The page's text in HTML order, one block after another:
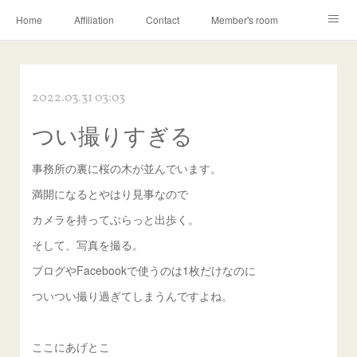
Home Affiliation Contact Member's room
2022.03.31 03:03
つい撮りすぎる
事務所の裏に桜の木が並んでいます。
満開になるとやはり見事なので
カメラを持ってぶらっと出歩く。
そして、写真を撮る。
ブログやFacebookで使うのは1枚だけなのに
ついつい撮り過ぎてしまうんですよね。
ここにあげとこ